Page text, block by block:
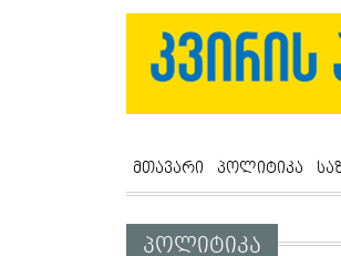
მთავარი პოლიტიკა
პოლიტიკა